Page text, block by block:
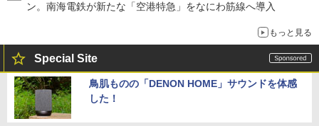
ン。南海電鉄が新たな「空港特急」をなにわ筋線へ導入
もっと見る
Special Site
鳥肌ものの「DENON HOME」サウンドを体感
した！